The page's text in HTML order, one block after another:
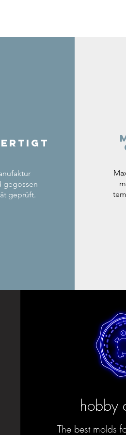
gegossen
geprüft.
hobby
The best molds